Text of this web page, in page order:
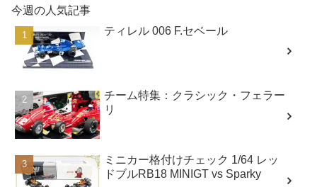
今週の人気記事
ティレル 006 F.セベール
チーム特集：クラシック・フェラー
リ
ミニカー格付けチェック 1/64 レッ
ドブルRB18 MINIGT vs Sparky